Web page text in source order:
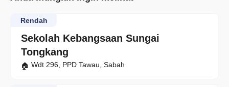
Sekolah Kebangsaan Sungai
Tongkang
Rendah
Wdt 296, PPD Tawau, Sabah